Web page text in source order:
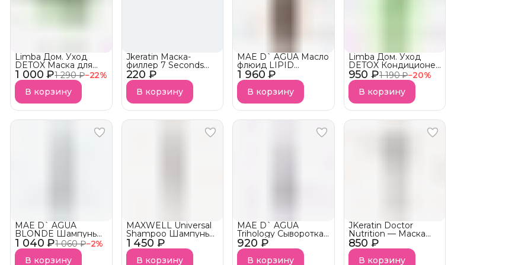
1 000 ₽1 290 ₽−22%
Limba Дом. Уход
DETOX Маска для
сухих и пористых
волос Limba
Antioxidant Hydrating
АКЦИЯ!
В корзину
220 ₽
Jkeratin Маска-
филлер 7 Seconds
Elixir Несмываемая с
ароматом Fleur
Narcotique
В корзину
1 960 ₽
MAE D` AGUA Масло
флюид LIPID
RECOVERY DRY OIL
SPRAY
В корзину
950 ₽1 190 ₽−20%
Limba Дом. Уход
DETOX Кондиционер
Detangling
Conditiiner АКЦИЯ!
В корзину
1 040 ₽1 060 ₽−2%
MAE D` AGUA
BLONDE Шампунь
для волос
оттеночный
В корзину
1 450 ₽
MAXWELL Universal
Shampoo Шампунь
для глубокой
очистки
В корзину
920 ₽
MAE D` AGUA
Trihology Сыворотка
для роста волос
GROWTH
ACTIVATING SERUM
В корзину
850 ₽
JKeratin Doctor
Nutrition — Маска
для глубокого
питания и блеска
волос с комплексом
В корзину